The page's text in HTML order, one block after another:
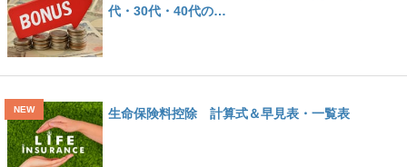
代・30代・40代の…
生命保険料控除 計算式＆早見表・一覧表